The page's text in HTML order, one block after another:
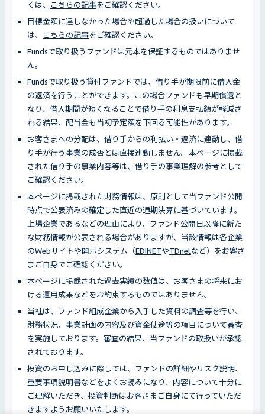
くは、
こちらの記事をご確認ください。
目標金額に達しなかった場合や超過した場合の扱いについて
は、
こちらの記事をご確認ください。
Fundsで取り扱うファンドは元本を保証するものではありませ
ん。
Fundsで取り扱う貸付ファンドでは、借り手が期限前に借入金
の返済を行うことができます。この場合ファンドも早期償還と
なり、借入期間が短くなることで借り手の利息支払額が軽減さ
れる結果、配当金も当初予定額を下回る可能性があります。
お客さまへの分配は、借り手からの利払い・返済に連動し、借
り手が行う事業の成否とは直接連動しません。本ページに掲載
された借り手の事業内容等は、借り手の事業理解の参考として
ご確認ください。
本ページに掲載された財務情報は、原則として当ファンド公開
時点で公表済みの確定した直近の通期決算に基づいています。
上場企業であるなどの理由により、ファンド公開日以降に新た
な財務情報が公表される場合がありますが、当該情報は各企業
のWebサイトや開示システム（EDINETやTDnetなど）をお客さ
まご自身でご確認ください。
本ページに掲載された過去実績の数値は、お客さまの将来にお
ける運用成果などをお約束するものではありません。
当社は、ファンド組成企業から入手した資料の調査等を行い、
財務状況、事業計画の内容及び資金使途等の項目について審査
を実施しております。審査の結果、当ファンドの取扱いが承認
されております。
投資のお申し込みに際しては、ファンドの詳細やリスク説明、
重要事項説明書などをよくお読みになり、内容について十分に
ご理解いただき、投資判断はお客さまご自身にて行っていただ
きますようお願いいたします。